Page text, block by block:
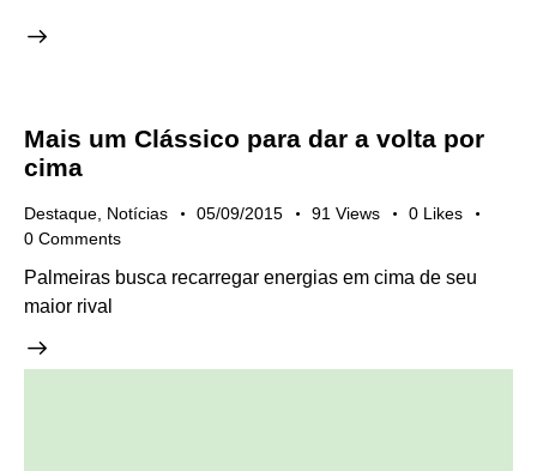
Mais um Clássico para dar a volta por
cima
Destaque, Notícias 05/09/2015 91 Views 0 Likes
0 Comments
Palmeiras busca recarregar energias em cima de seu
maior rival